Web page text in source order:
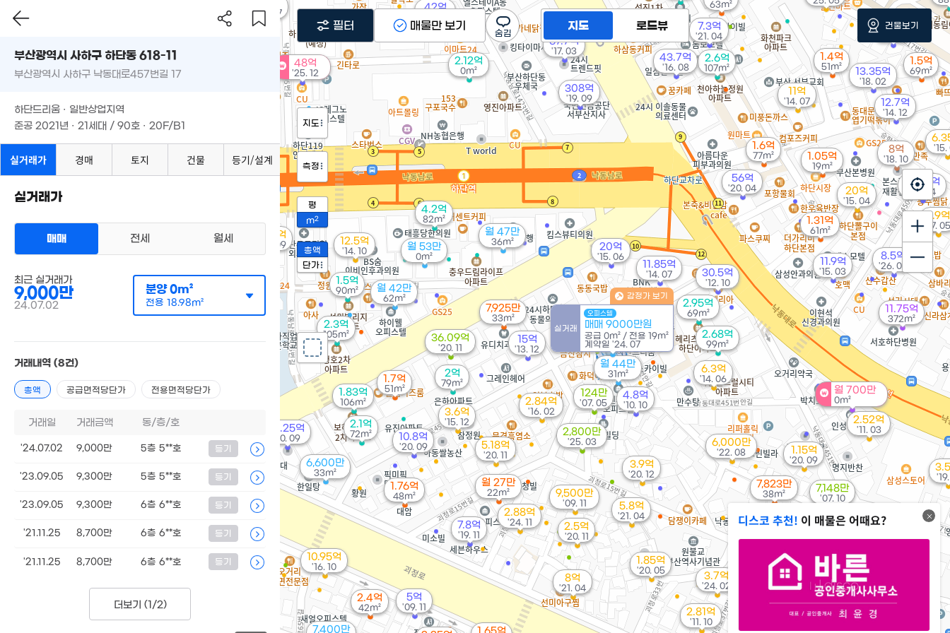
감정가 보기
실거래
오피스텔
매매 9000만원
공급 0m² / 전용 19m²
계약일 '24. 07
월 44만
31m²
월 53만
0m²
월 47만
36m²
월 700만
0m²
1.65억
월 42만
62m²
8.5억
'26. 05
1.7억
51m²
1.83억
106m²
2.95억
69m²
2.68억
99m²
2.1억
72m²
6,600만
33m²
48억
'25. 12
월 27만
22m²
63m²
2,800만
'25. 03
2.88억
'24. 11
2.6억
107m²
42억
3.7억
'24. 02
2억
79m²
1.4억
50m²
6,000만
'22. 08
1.5억
90m²
7,400만
7,925만
33m²
7.3억
'21. 04
5.8억
'21. 04
8억
'21. 04
1.4억
51m²
1.76억
48m²
2.4억
42m²
3.9억
'20. 12
4.2억
82m² 1.31억
61m²
5.18억
'20. 11
2.5억
'20. 11
36.09억
'20. 11
1.5억
71m²
10.8억
'20. 09 1.15억
'20. 09
2.3억
105m²
11.75억
372m²
1.5억
69m²
1.85억
'20. 05
56억
'20. 04
7.8억
'19. 11
'19.
1.6억
77m²
1.4억
81m²
1.05억
19m²
308억
'19. 09
8억
'18. 10
13.35억
'18. 02
'17. 06
3.9억
'17. 05
67.7억
'17. 03
10.95억
'16. 10
43.7억
'16. 08
2.84억
'16. 02
'16. 01
3.6억
'15. 12
'15.
20억
'15. 06
20억
'15. 04
10.02억
'15. 04
11.9억
'15. 03
12.7억
'14. 12
12.5억
'14. 10
11.85억
'14. 07
11억
'14. 07
6.3억
'14. 06
7,823만
38m²
15억
'13. 12
2.12억
0m²
30.5억
'12. 10
2.81억
'11. 10
1.32억
5.45억
'11. 07
2.52억
'11. 03
4.8억
'10. 10
8.4억
'10. 09
16.25억
'10. 09
'10. 07
9,500만
'09. 11
5억
'09. 11
7,148만
'07. 10
124만
'07. 05
디스코 추천! 이 매물은 어때요?
지도 로드뷰
지도
측정
평
m2
총액
단가
필터 매물만 보기 건물보기
부산광역시 사하구 하단동 618-11
부산광역시 사하구 낙동대로457번길 17
하단드리움 · 일반상업지역
준공 2021년 · 21세대 / 90호 · 20F/B1
실거래가 경매 토지 건물 등기/설계
실거래가
매매 전세 월세
최근 실거래가
9,000만
24.07.02
분양0m²
전용 18.98m²
거래내역 (8건)
총액 공급면적당단가 전용면적당단가
거래일 거래금액 동/층/호
'24.07.02 9,000만 5층 5**호 등기
'23.09.05 9,300만 5층 5**호 등기
'23.09.05 9,300만 6층 6**호 등기
'21.11.25 8,700만 6층 6**호 등기
'21.11.25 8,700만 6층 6**호 등기
더보기 (1/2)